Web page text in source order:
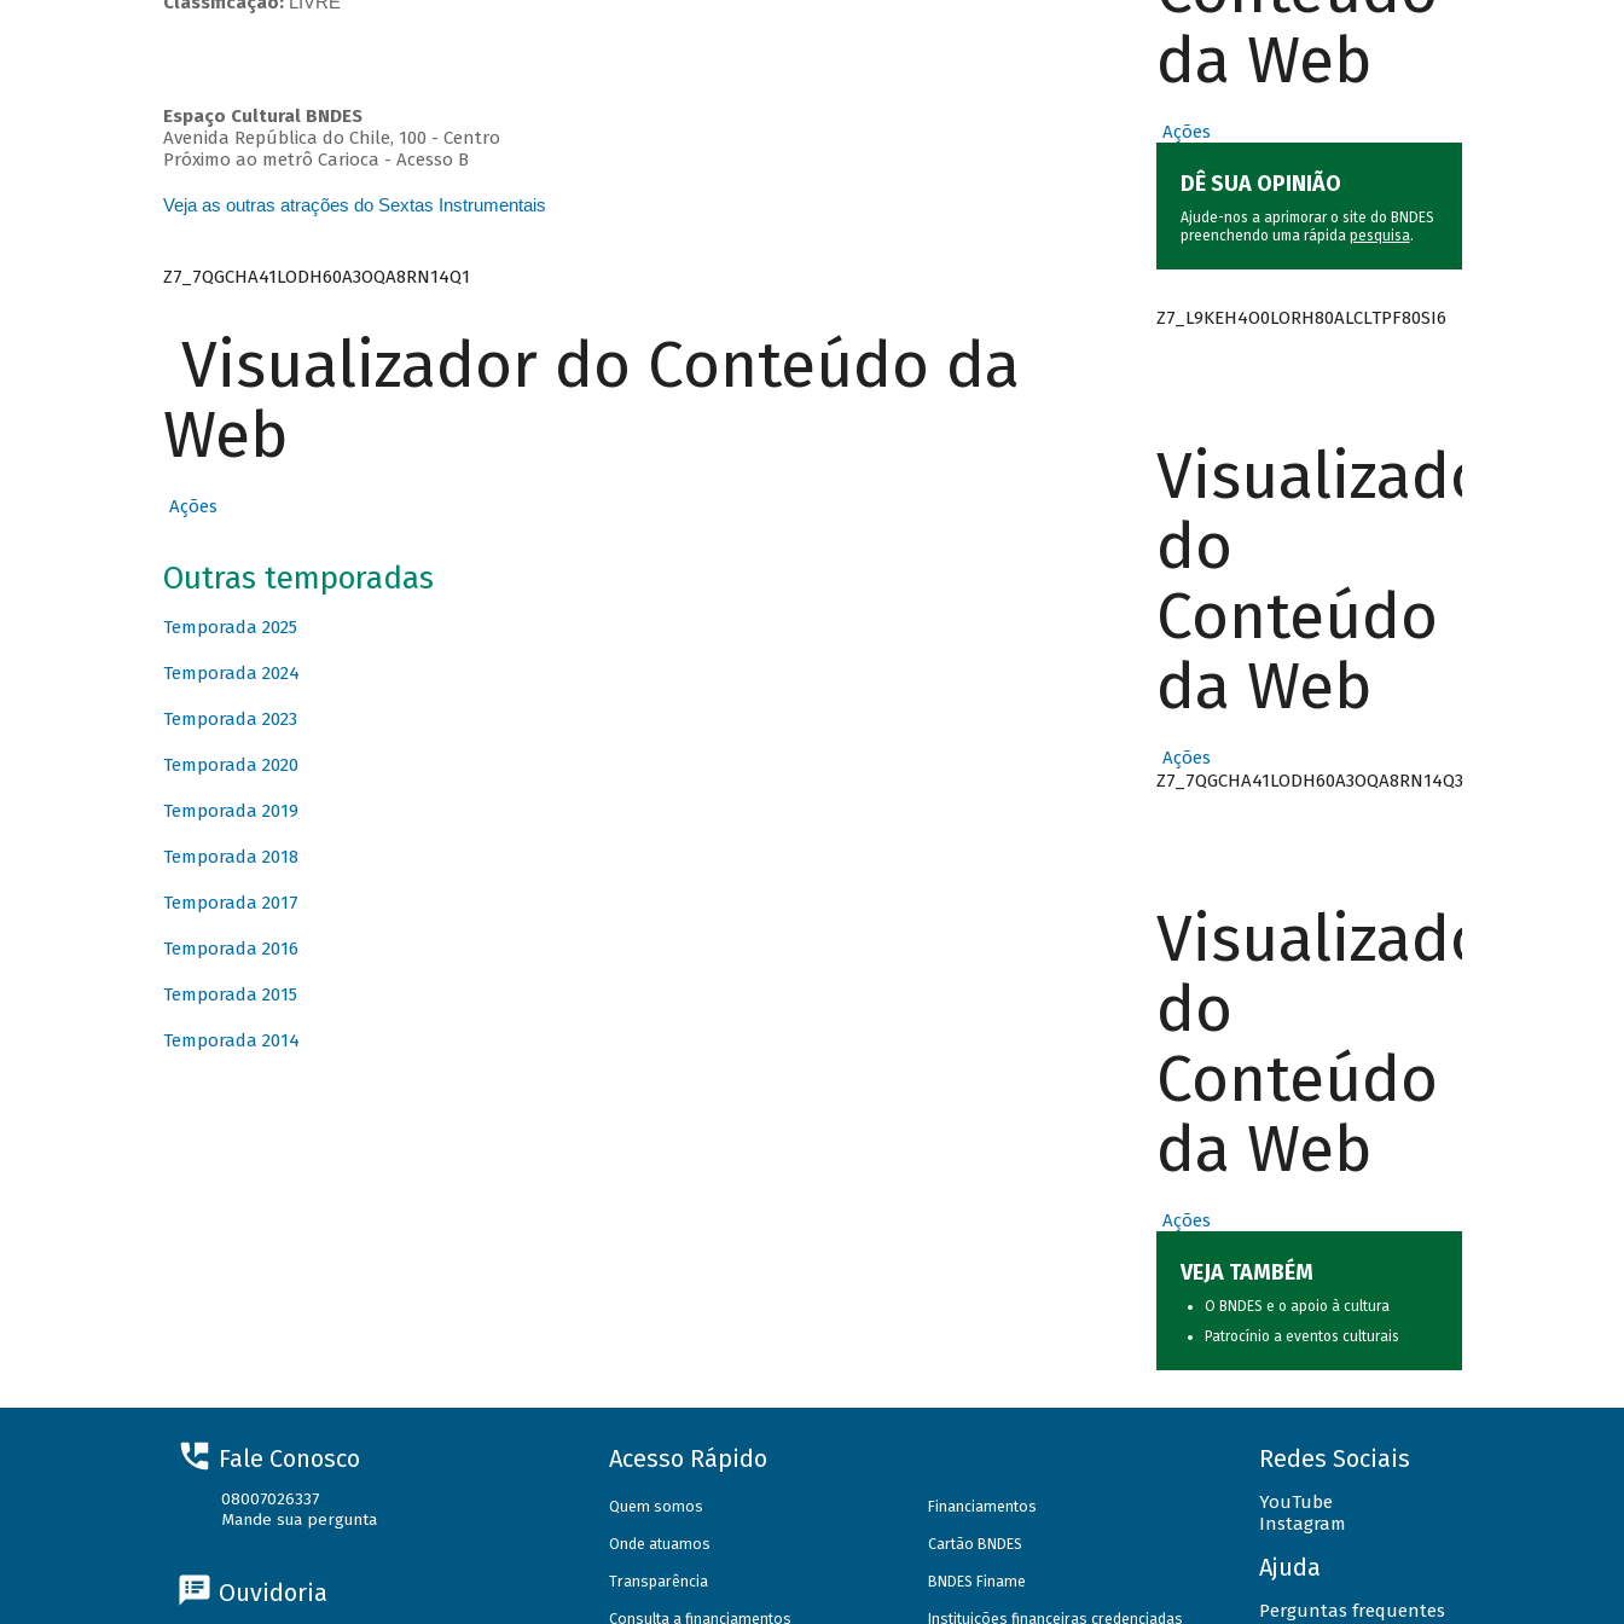
Espaço Cultural BNDES
Avenida República do Chile, 100 - Centro
Próximo ao metrô Carioca - Acesso B
Veja as outras atrações do Sextas Instrumentais
Z7_7QGCHA41LODH60A3OQA8RN14Q1
Visualizador do Conteúdo da
Web
Ações
Outras temporadas
Temporada 2025
Temporada 2024
Temporada 2023
Temporada 2020
Temporada 2019
Temporada 2018
Temporada 2017
Temporada 2016
Temporada 2015
Temporada 2014
da Web
Ações
DÊ SUA OPINIÃO
Ajude-nos a aprimorar o site do BNDES
preenchendo uma rápida pesquisa.
Z7_L9KEH4O0LORH80ALCLTPF80SI6
Visualizador
do
Conteúdo
da Web
Ações
Z7_7QGCHA41LODH60A3OQA8RN14Q3
Visualizador
do
Conteúdo
da Web
Ações
VEJA TAMBÉM
O BNDES e o apoio à cultura
Patrocínio a eventos culturais
Fale Conosco
08007026337
Mande sua pergunta
Ouvidoria
Acesso Rápido
Quem somos
Onde atuamos
Transparência
Consulta a financiamentos
Financiamentos
Cartão BNDES
BNDES Finame
Instituições financeiras credenciadas
Redes Sociais
YouTube
Instagram
Ajuda
Perguntas frequentes